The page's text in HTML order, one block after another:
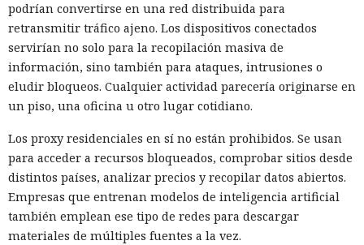
podrían convertirse en una red distribuida para
retransmitir tráfico ajeno. Los dispositivos conectados
servirían no solo para la recopilación masiva de
información, sino también para ataques, intrusiones o
eludir bloqueos. Cualquier actividad parecería originarse en
un piso, una oficina u otro lugar cotidiano.
Los proxy residenciales en sí no están prohibidos. Se usan
para acceder a recursos bloqueados, comprobar sitios desde
distintos países, analizar precios y recopilar datos abiertos.
Empresas que entrenan modelos de inteligencia artificial
también emplean ese tipo de redes para descargar
materiales de múltiples fuentes a la vez.